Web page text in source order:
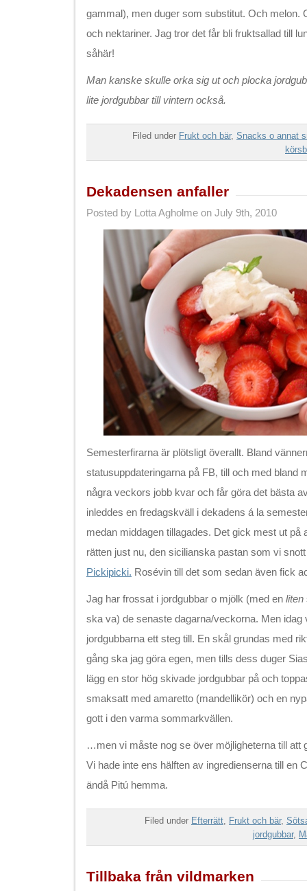
gammal), men duger som substitut. Och melon.
och nektariner. Jag tror det får bli fruktsallad till
såhär!
Man kanske skulle orka sig ut och plocka
lite jordgubbar till vintern också.
Filed under Frukt och bär, Snacks o annat
Dekadensen anfaller
Posted by Lotta Agholme on July 9th, 2010
Semesterfirarna är plötsligt överallt. Bland
statusuppdateringarna på FB, till och med bland
några veckors jobb kvar och får göra det bästa
inleddes en fredagskväll i dekadens á la
medan middagen tillagades. Det gick mest ut på
rätten just nu, den sicilianska pastan som vi
Pickipicki. Rosévin till det som sedan även fick
Jag har frossat i jordgubbar o mjölk (med en liten
ska va) de senaste dagarna/veckorna. Men idag
jordgubbarna ett steg till. En skål grundas med
gång ska jag göra egen, men tills dess duger
lägg en stor hög skivade jordgubbar på och
smaksatt med amaretto (mandellikör) och en
gott i den varma sommarkvällen.
…men vi måste nog se över möjligheterna till att
Vi hade inte ens hälften av ingredienserna till en
ändå Pitú hemma.
Filed under Efterrätt, Frukt och bär,
jordgubbar,
Tillbaka från vildmarken